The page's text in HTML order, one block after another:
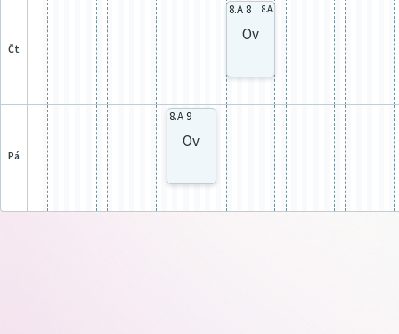
čt
8.A 8 8.A
Ov
pá
8.A 9
Ov